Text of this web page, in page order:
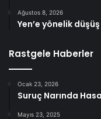
Ağustos 8, 2026
Yen’e yönelik
Rastgele Haberler
Ocak 23, 2026
Suruç Narında
Mayıs 23, 2025